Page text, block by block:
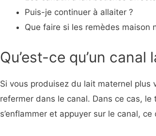
Puis-je continuer à allaiter ?
Que faire si les remèdes maison
Qu’est-ce qu’un
Si vous produisez du lait maternel plus
refermer dans le canal. Dans ce cas,
s’enflammer et appuyer sur le canal,